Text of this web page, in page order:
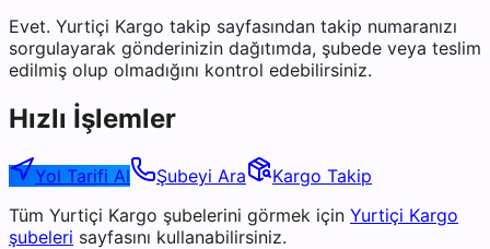
Evet. Yurtiçi Kargo takip sayfasından takip numaranızı
sorgulayarak gönderinizin dağıtımda, şubede veya teslim
edilmiş olup olmadığını kontrol edebilirsiniz.
Hızlı İşlemler
Yol Tarifi Al Şubeyi Ara
Kargo Takip
Tüm Yurtiçi Kargo şubelerini görmek için Yurtiçi Kargo
şubeleri sayfasını kullanabilirsiniz.